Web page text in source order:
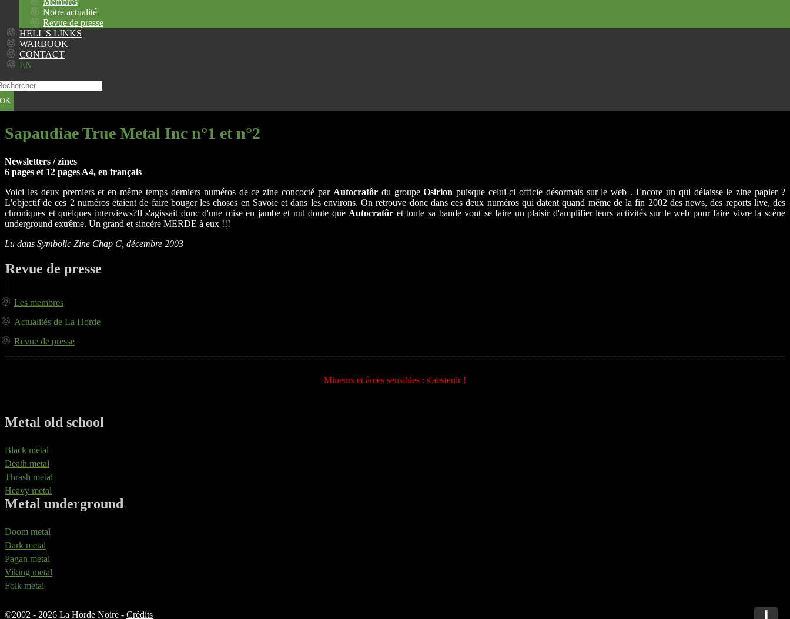
Notre actualité
Revue de presse
HELL'S LINKS
WARBOOK
CONTACT
EN
OK
Sapaudiae True Metal Inc n°1 et n°2
Newsletters / zines
6 pages et 12 pages A4, en français
Voici les deux premiers et en même temps derniers numéros de ce zine concocté par Autocratôrdu groupeOsirion puisque celui-ci officie désormais sur le web . Encore un qui délaisse le zine papier ?
L'objectif de ces 2 numéros étaient de faire bouger les choses en Savoie et dans les environs. On retrouve donc dans ces deux numéros qui datent quand même de la fin 2002 des news, des reports live, des
chroniques et quelques interviews?Il s'agissait donc d'une mise en jambe et nul doute queAutocratôr et toute sa bande vont se faire un plaisir d'amplifier leurs activités sur le web pour faire vivre la scène
underground extrême. Un grand et sincère MERDE à eux !!!
Lu dans Symbolic Zine Chap C, décembre 2003
Revue de presse
Les membres
Actualités de La Horde
Revue de presse
Mineurs et âmes sensibles : s'abstenir !
Metal old school
Black metal
Death metal
Thrash metal
Heavy metal
Metal underground
Doom metal
Dark metal
Pagan metal
Viking metal
Folk metal
©2002 - 2026 La Horde Noire - Crédits